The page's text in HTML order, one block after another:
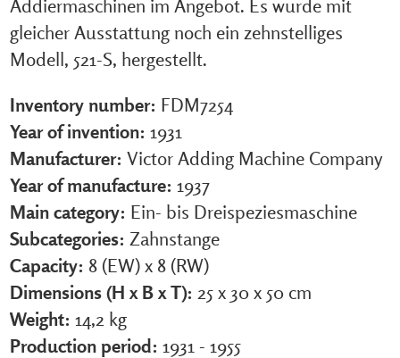
Addiermaschinen im Angebot. Es wurde mit
gleicher Ausstattung noch ein zehnstelliges
Modell, 521-S, hergestellt.
Inventory number: FDM7254
Year of invention: 1931
Manufacturer: Victor Adding Machine Company
Year of manufacture: 1937
Main category: Ein- bis Dreispeziesmaschine
Subcategories: Zahnstange
Capacity: 8 (EW) x 8 (RW)
Dimensions (H x B x T): 25 x 30 x 50 cm
Weight: 14,2 kg
Production period: 1931 - 1955